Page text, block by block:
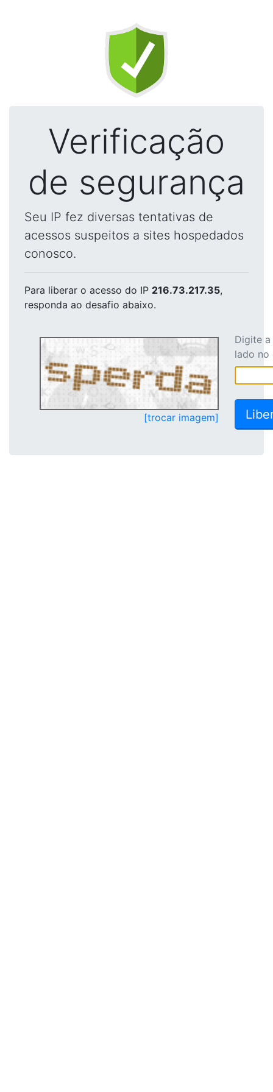
Verificação
de segurança
Seu IP fez diversas tentativas de
acessos suspeitos a sites hospedados
conosco.
Para liberar o acesso do IP 216.73.217.35,
responda ao desafio abaixo.
[trocar imagem]
Digite
lado no